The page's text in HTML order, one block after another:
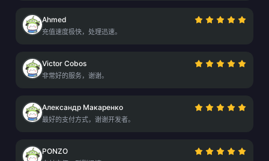
Ahmed
充值速度极快，处理迅速。
Victor Cobos
非常好的服务，谢谢。
Александр Макаренко
最好的支付方式，谢谢开发者。
PONZO